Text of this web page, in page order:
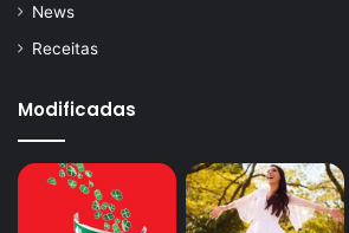
News
Receitas
Modificadas